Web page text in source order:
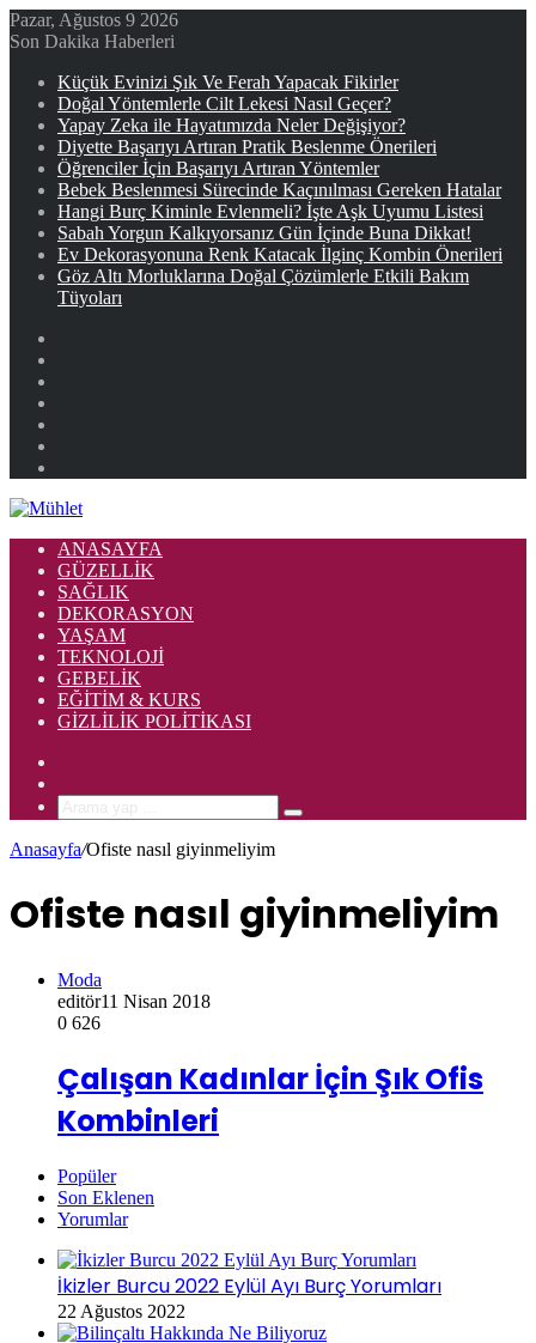
Pazar, Ağustos 9 2026
Son Dakika Haberleri
Küçük Evinizi Şık Ve Ferah Yapacak Fikirler
Doğal Yöntemlerle Cilt Lekesi Nasıl Geçer?
Yapay Zeka ile Hayatımızda Neler Değişiyor?
Diyette Başarıyı Artıran Pratik Beslenme Önerileri
Öğrenciler İçin Başarıyı Artıran Yöntemler
Bebek Beslenmesi Sürecinde Kaçınılması Gereken Hatalar
Hangi Burç Kiminle Evlenmeli? İşte Aşk Uyumu Listesi
Sabah Yorgun Kalkıyorsanız Gün İçinde Buna Dikkat!
Ev Dekorasyonuna Renk Katacak İlginç Kombin Önerileri
Göz Altı Morluklarına Doğal Çözümlerle Etkili Bakım
Tüyoları
ANASAYFA
GÜZELLIK
SAĞLIK
DEKORASYON
YAŞAM
TEKNOLOJI
GEBELIK
EĞITIM & KURS
GIZLILIK POLITIKASI
Arama
Anasayfa/Ofiste nasıl giyinmeliyim
Ofiste nasıl giyinmeliyim
Moda
editör11 Nisan 2018
0 626
Çalışan Kadınlar İçin Şık Ofis
Kombinleri
Popüler
Son Eklenen
Yorumlar
İkizler Burcu 2022 Eylül Ayı Burç Yorumları
22 Ağustos 2022